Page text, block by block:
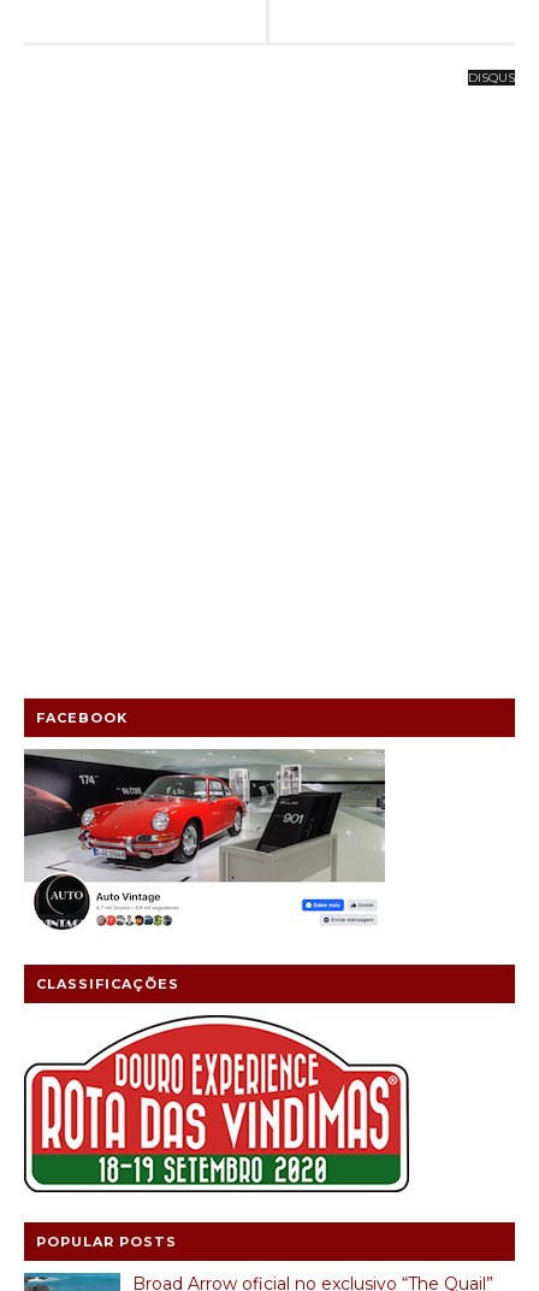
DISQUS
FACEBOOK
CLASSIFICAÇÕES
POPULAR POSTS
Broad Arrow oficial no exclusivo “The Quail”